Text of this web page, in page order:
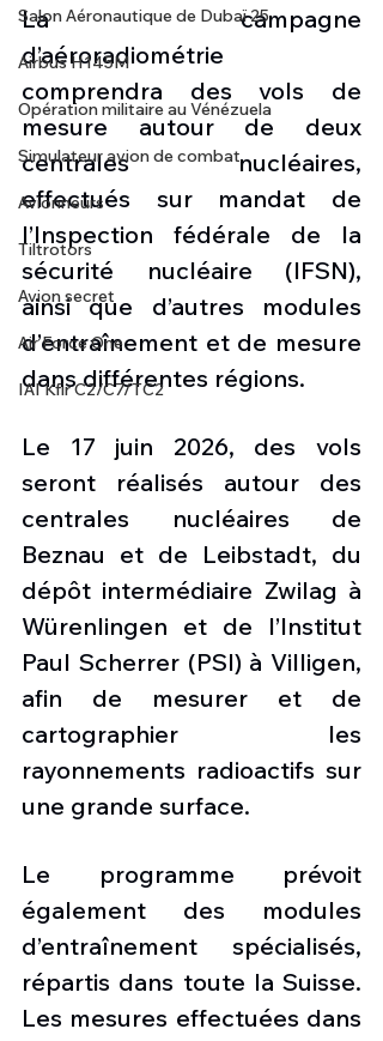
Salon Aéronautique de Dubaï 25
Airbus H145M
Opération militaire au Vénézuela
Simulateur avion de combat
Avionneurs
Tiltrotors
Avion secret
Air Force One
IAI Kfir C2/C7/TC2
La campagne
d’aéroradiométrie
comprendra des vols de
mesure autour de deux
centrales nucléaires,
effectués sur mandat de
l’Inspection fédérale de la
sécurité nucléaire (IFSN),
ainsi que d’autres modules
d’entraînement et de mesure
dans différentes régions.
Le 17 juin 2026, des vols
seront réalisés autour des
centrales nucléaires de
Beznau et de Leibstadt, du
dépôt intermédiaire Zwilag à
Würenlingen et de l’Institut
Paul Scherrer (PSI) à Villigen,
afin de mesurer et de
cartographier les
rayonnements radioactifs sur
une grande surface.
Le programme prévoit
également des modules
d’entraînement spécialisés,
répartis dans toute la Suisse.
Les mesures effectuées dans